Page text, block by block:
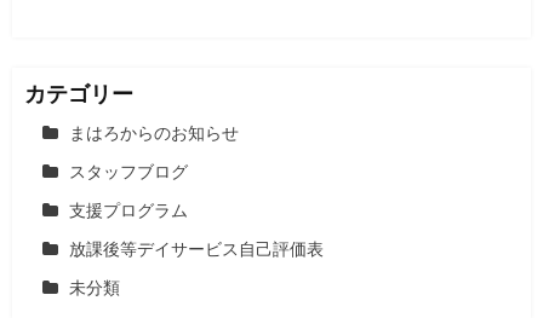
カテゴリー
まはろからのお知らせ
スタッフブログ
支援プログラム
放課後等デイサービス自己評価表
未分類